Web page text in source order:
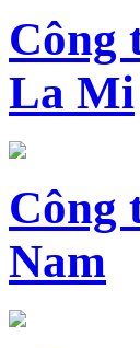
Công
La Mi
Công
Nam